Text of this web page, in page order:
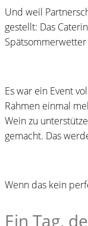
Und weil
gestellt: Das
Es war ein Event
Rahmen einmal
Wein zu
gemacht. Das
Wenn das kein
Ein Tag,